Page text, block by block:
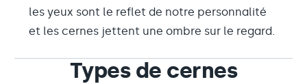
les yeux sont le reflet de notre personnalité
et les cernes jettent une ombre sur le regard.
Types de cernes